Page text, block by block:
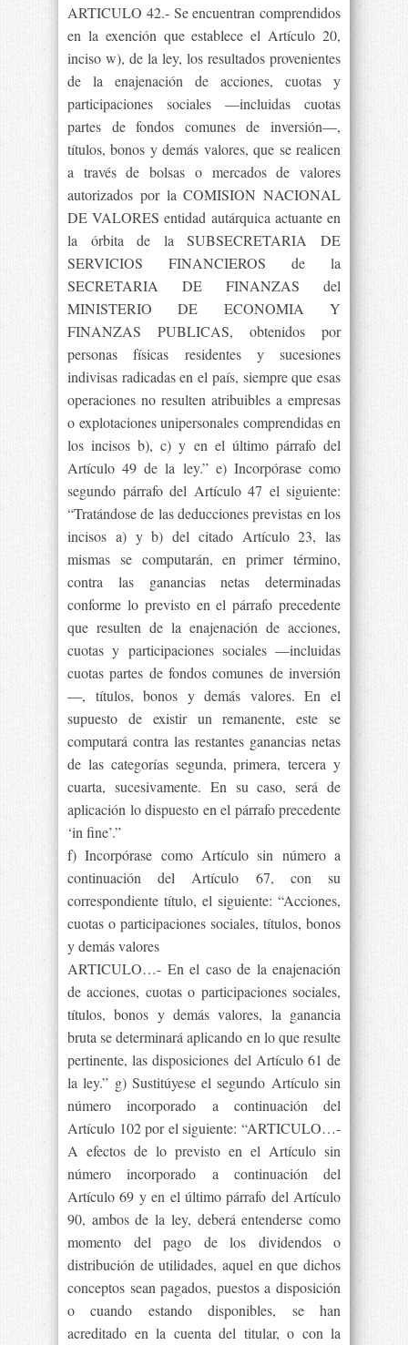
ARTICULO 42.- Se encuentran comprendidos
en la exención que establece el Artículo 20,
inciso w), de la ley, los resultados provenientes
de la enajenación de acciones, cuotas y
participaciones sociales —incluidas cuotas
partes de fondos comunes de inversión—,
títulos, bonos y demás valores, que se realicen
a través de bolsas o mercados de valores
autorizados por la COMISION NACIONAL
DE VALORES entidad autárquica actuante en
la órbita de la SUBSECRETARIA DE
SERVICIOS FINANCIEROS de la
SECRETARIA DE FINANZAS del
MINISTERIO DE ECONOMIA Y
FINANZAS PUBLICAS, obtenidos por
personas físicas residentes y sucesiones
indivisas radicadas en el país, siempre que esas
operaciones no resulten atribuibles a empresas
o explotaciones unipersonales comprendidas en
los incisos b), c) y en el último párrafo del
Artículo 49 de la ley.” e) Incorpórase como
segundo párrafo del Artículo 47 el siguiente:
“Tratándose de las deducciones previstas en los
incisos a) y b) del citado Artículo 23, las
mismas se computarán, en primer término,
contra las ganancias netas determinadas
conforme lo previsto en el párrafo precedente
que resulten de la enajenación de acciones,
cuotas y participaciones sociales —incluidas
cuotas partes de fondos comunes de inversión
—, títulos, bonos y demás valores. En el
supuesto de existir un remanente, este se
computará contra las restantes ganancias netas
de las categorías segunda, primera, tercera y
cuarta, sucesivamente. En su caso, será de
aplicación lo dispuesto en el párrafo precedente
‘in fine’.”
f) Incorpórase como Artículo sin número a
continuación del Artículo 67, con su
correspondiente título, el siguiente: “Acciones,
cuotas o participaciones sociales, títulos, bonos
y demás valores
ARTICULO…- En el caso de la enajenación
de acciones, cuotas o participaciones sociales,
títulos, bonos y demás valores, la ganancia
bruta se determinará aplicando en lo que resulte
pertinente, las disposiciones del Artículo 61 de
la ley.” g) Sustitúyese el segundo Artículo sin
número incorporado a continuación del
Artículo 102 por el siguiente: “ARTICULO…-
A efectos de lo previsto en el Artículo sin
número incorporado a continuación del
Artículo 69 y en el último párrafo del Artículo
90, ambos de la ley, deberá entenderse como
momento del pago de los dividendos o
distribución de utilidades, aquel en que dichos
conceptos sean pagados, puestos a disposición
o cuando estando disponibles, se han
acreditado en la cuenta del titular, o con la